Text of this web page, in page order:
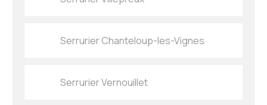
Serrurier Chanteloup-les-Vignes
Serrurier Vernouillet